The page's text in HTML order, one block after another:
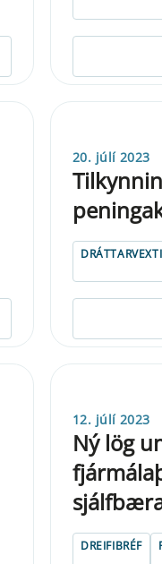
20. júlí 2023
12. júlí 2023
Ný lög
DREIFIBRÉF